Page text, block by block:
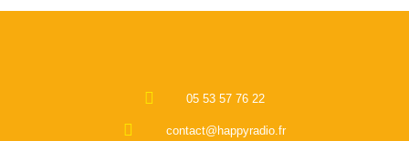
05 53 57 76 22
contact@happyradio.fr